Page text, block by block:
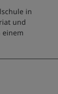
in
und
einem